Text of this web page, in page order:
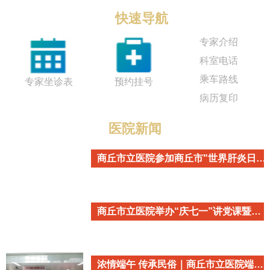
快速导航
专家坐诊表 预约挂号
专家介绍
科室电话
乘车路线
病历复印
医院新闻
商丘市立医院参加商丘市"世界肝炎日"主题宣传活动
商丘市立医院举办“庆七一”讲党课暨重温入党誓词活动
浓情端午 传承民俗｜商丘市立医院端午民俗主题活动温情开启